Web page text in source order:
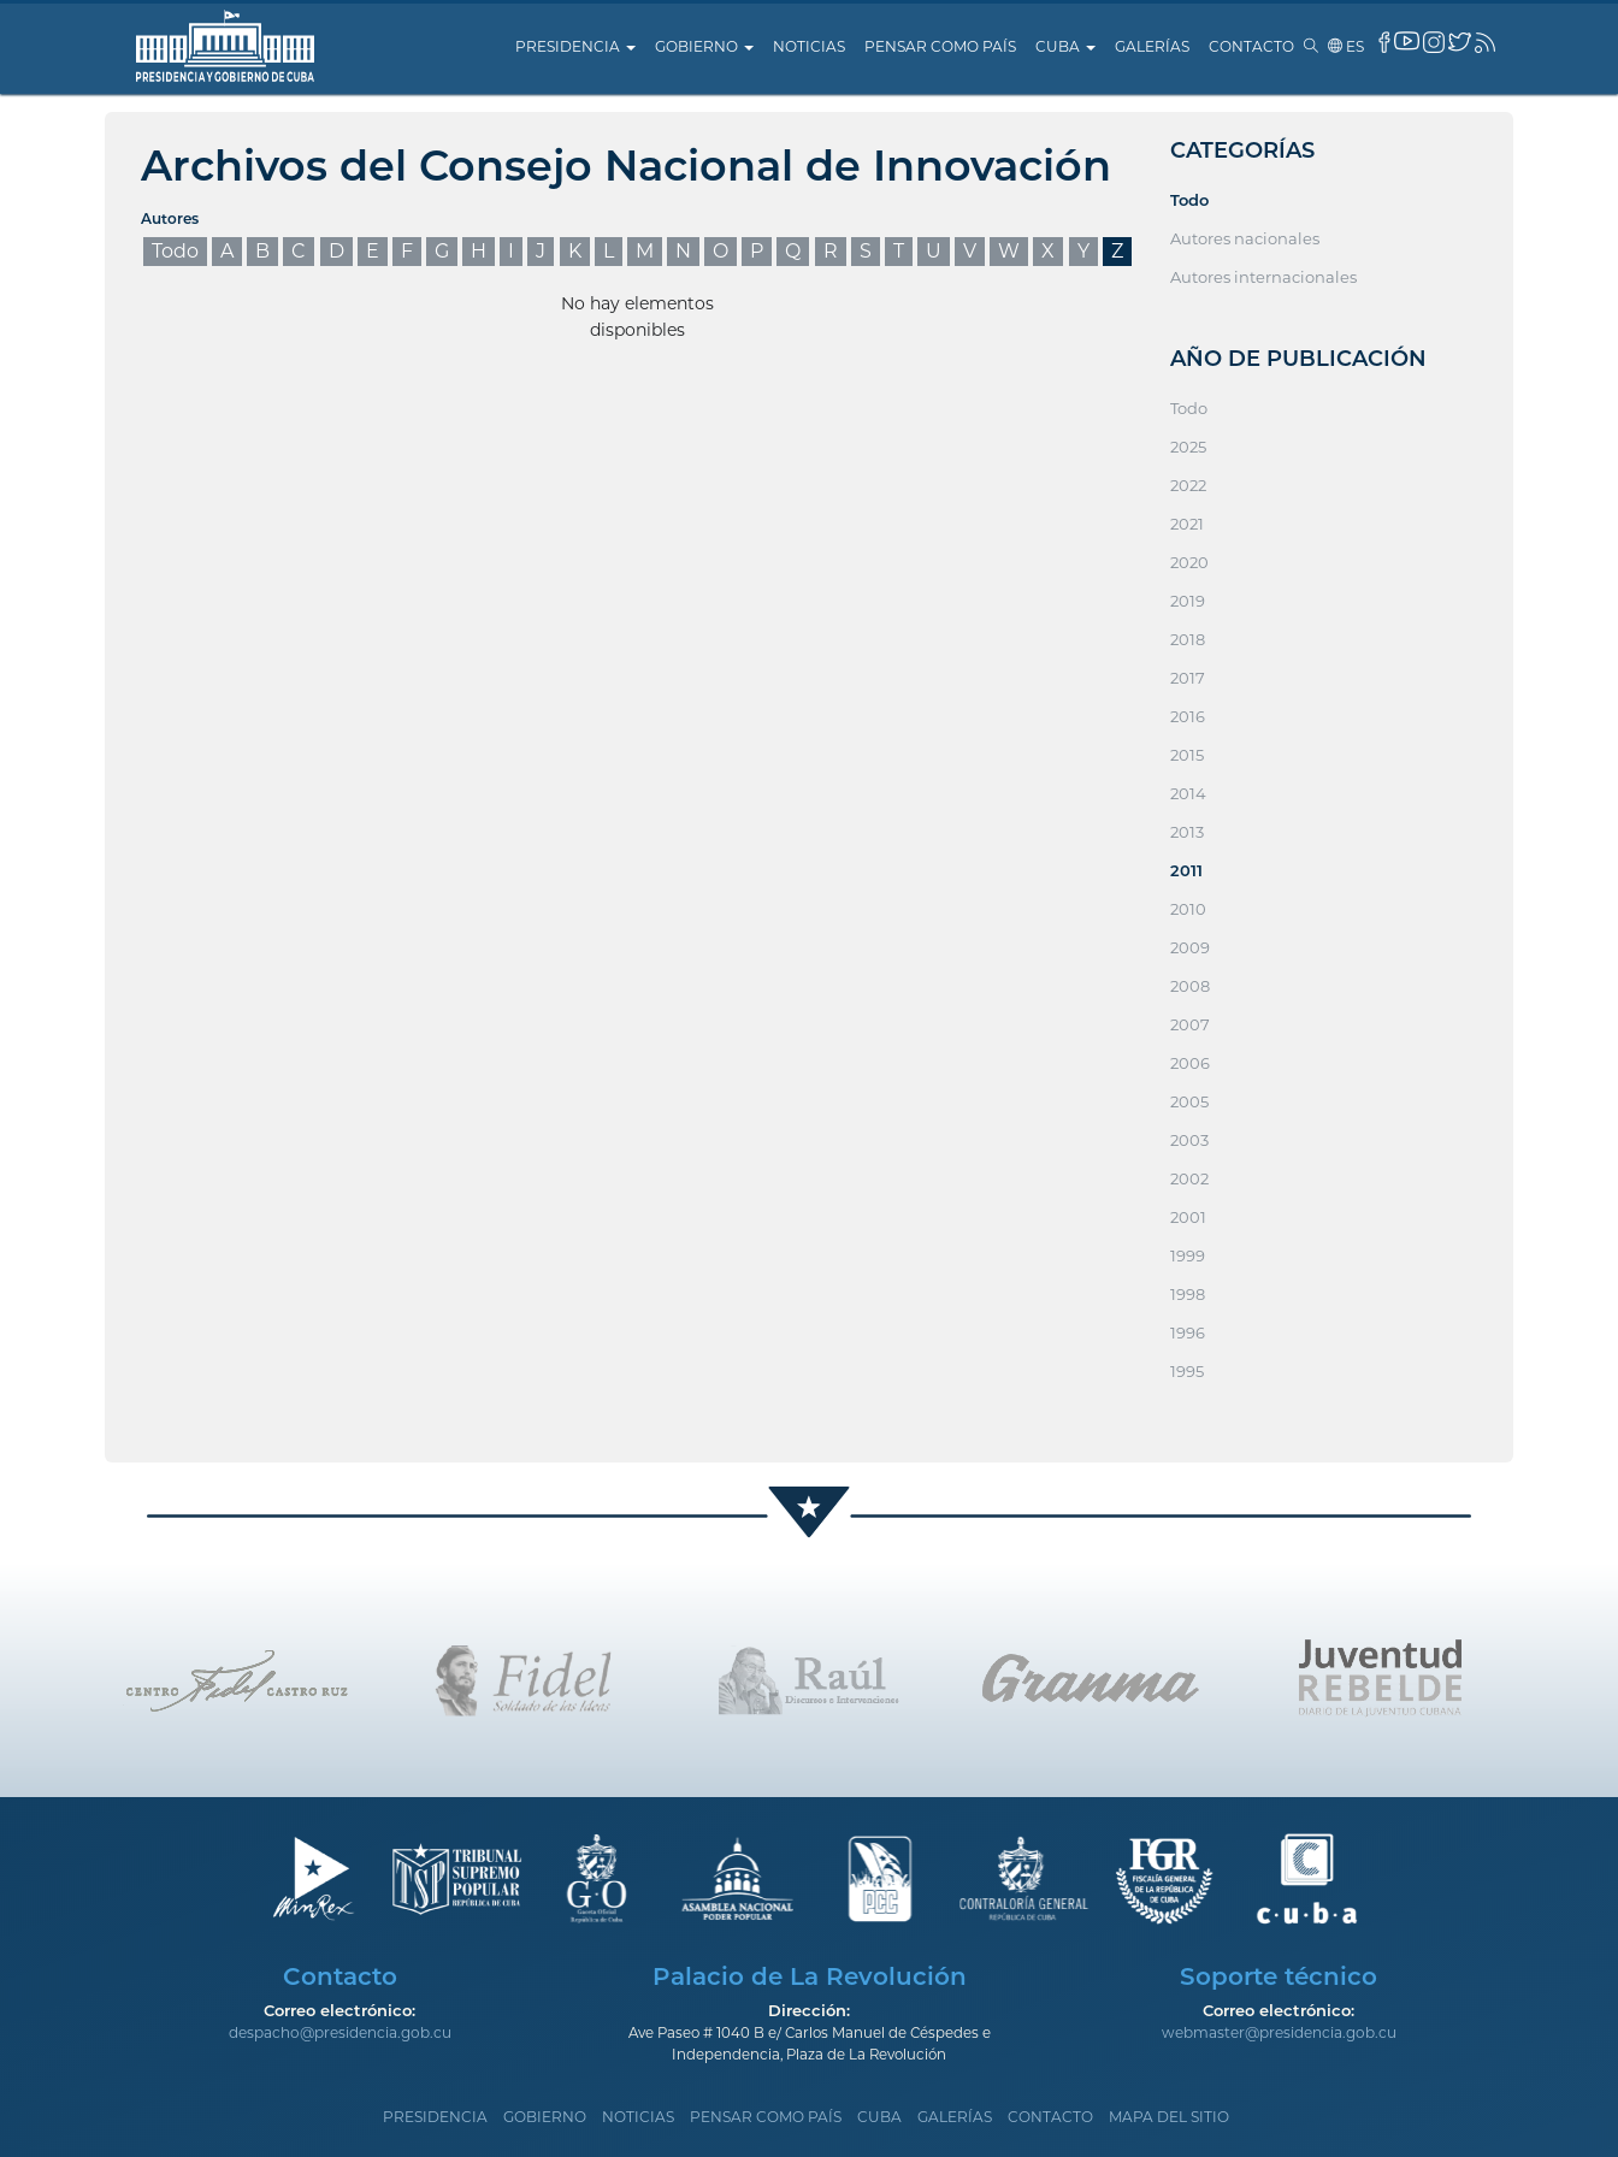
PRESIDENCIA GOBIERNO NOTICIAS PENSAR COMO PAÍS CUBA GALERÍAS CONTACTO ES
Archivos del Consejo Nacional de Innovación
Autores
Todo A B C D E F G H I J K L M N O P Q R S T U V W X Y Z
No hay elementos
disponibles
CATEGORÍAS
Todo
Autores nacionales
Autores internacionales
AÑO DE PUBLICACIÓN
Todo
2025
2022
2021
2020
2019
2018
2017
2016
2015
2014
2013
2011
2010
2009
2008
2007
2006
2005
2003
2002
2001
1999
1998
1996
1995
Contacto
Correo electrónico:
despacho@presidencia.gob.cu
Palacio de La Revolución
Dirección:
Ave Paseo # 1040 B e/ Carlos Manuel de Céspedes e
Independencia, Plaza de La Revolución
Soporte técnico
Correo electrónico:
webmaster@presidencia.gob.cu
PRESIDENCIA GOBIERNO NOTICIAS PENSAR COMO PAÍS CUBA GALERÍAS CONTACTO MAPA DEL SITIO